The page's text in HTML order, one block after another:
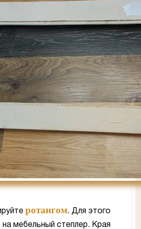
ротангом. Для этого
на мебельный степлер. Края